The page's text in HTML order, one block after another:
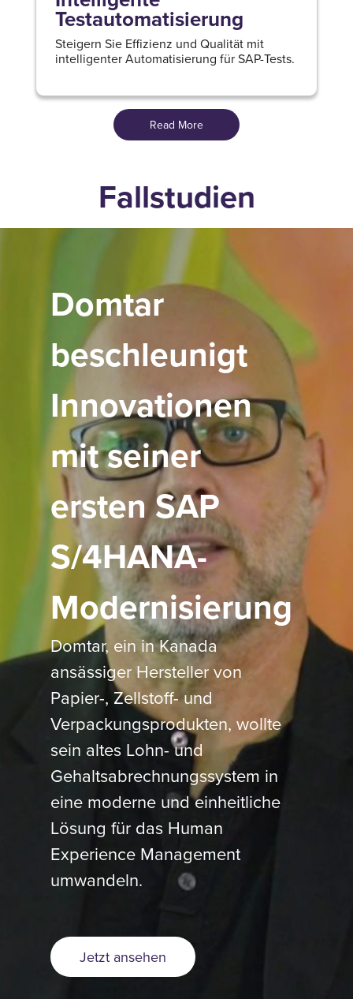
Testautomatisierung
Steigern Sie Effizienz und Qualität mit
intelligenter Automatisierung für SAP-Tests.
Read More
Fallstudien
Domtar
beschleunigt
Innovationen
mit seiner
ersten SAP
S/4HANA-
Modernisierung
Domtar, ein in Kanada
ansässiger Hersteller von
Papier-, Zellstoff- und
Verpackungsprodukten, wollte
sein altes Lohn- und
Gehaltsabrechnungssystem in
eine moderne und einheitliche
Lösung für das Human
Experience Management
umwandeln.
Jetzt ansehen